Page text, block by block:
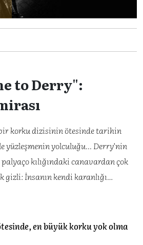
to Derry":
korku dizisinin ötesinde tarihin
yüzleşmenin yolculuğu... Derry'nin
kılığındaki canavardan çok
gizli: İnsanın kendi karanlığı…
en büyük korku yok olma